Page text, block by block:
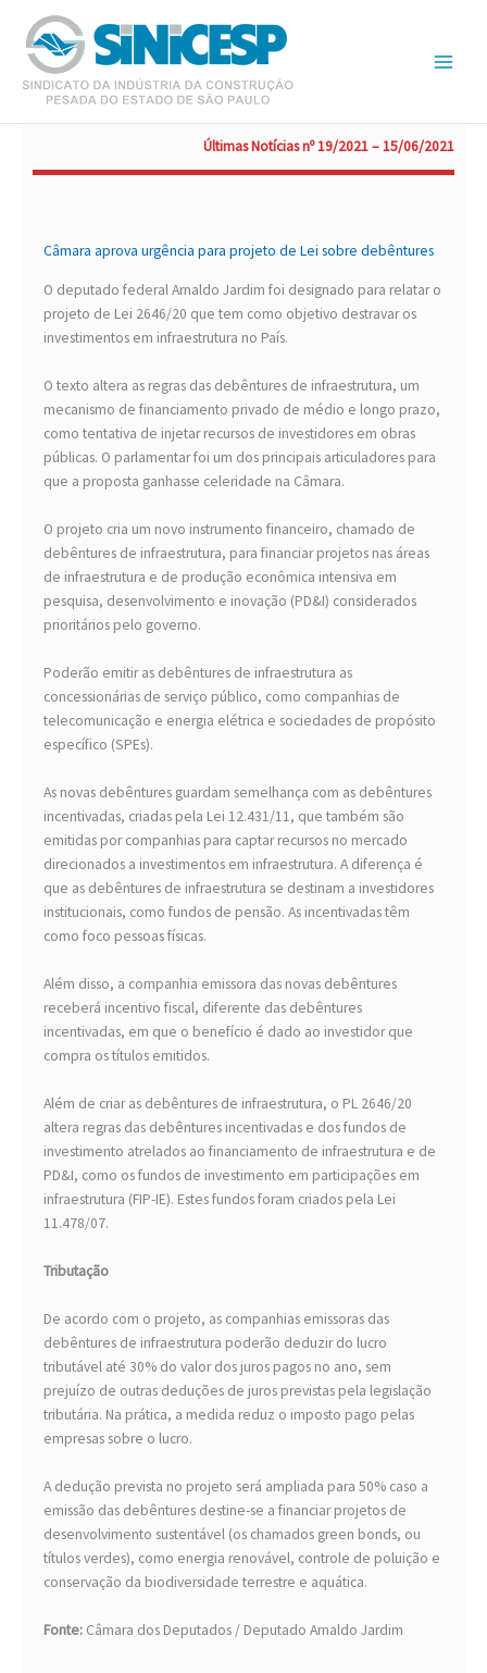
para
conteúdo
Últimas Notícias nº 19/2021 – 15/06/2021
Câmara aprova urgência para projeto de Lei sobre debêntures
O deputado federal Arnaldo Jardim foi designado para relatar o
projeto de Lei 2646/20 que tem como objetivo destravar os
investimentos em infraestrutura no País.
O texto altera as regras das debêntures de infraestrutura, um
mecanismo de financiamento privado de médio e longo prazo,
como tentativa de injetar recursos de investidores em obras
públicas. O parlamentar foi um dos principais articuladores para
que a proposta ganhasse celeridade na Câmara.
O projeto cria um novo instrumento financeiro, chamado de
debêntures de infraestrutura, para financiar projetos nas áreas
de infraestrutura e de produção econômica intensiva em
pesquisa, desenvolvimento e inovação (PD&I) considerados
prioritários pelo governo.
Poderão emitir as debêntures de infraestrutura as
concessionárias de serviço público, como companhias de
telecomunicação e energia elétrica e sociedades de propósito
específico (SPEs).
As novas debêntures guardam semelhança com as debêntures
incentivadas, criadas pela Lei 12.431/11, que também são
emitidas por companhias para captar recursos no mercado
direcionados a investimentos em infraestrutura. A diferença é
que as debêntures de infraestrutura se destinam a investidores
institucionais, como fundos de pensão. As incentivadas têm
como foco pessoas físicas.
Além disso, a companhia emissora das novas debêntures
receberá incentivo fiscal, diferente das debêntures
incentivadas, em que o benefício é dado ao investidor que
compra os títulos emitidos.
Além de criar as debêntures de infraestrutura, o PL 2646/20
altera regras das debêntures incentivadas e dos fundos de
investimento atrelados ao financiamento de infraestrutura e de
PD&I, como os fundos de investimento em participações em
infraestrutura (FIP-IE). Estes fundos foram criados pela Lei
11.478/07.
Tributação
De acordo com o projeto, as companhias emissoras das
debêntures de infraestrutura poderão deduzir do lucro
tributável até 30% do valor dos juros pagos no ano, sem
prejuízo de outras deduções de juros previstas pela legislação
tributária. Na prática, a medida reduz o imposto pago pelas
empresas sobre o lucro.
A dedução prevista no projeto será ampliada para 50% caso a
emissão das debêntures destine-se a financiar projetos de
desenvolvimento sustentável (os chamados green bonds, ou
títulos verdes), como energia renovável, controle de poluição e
conservação da biodiversidade terrestre e aquática.
Fonte: Câmara dos Deputados / Deputado Arnaldo Jardim